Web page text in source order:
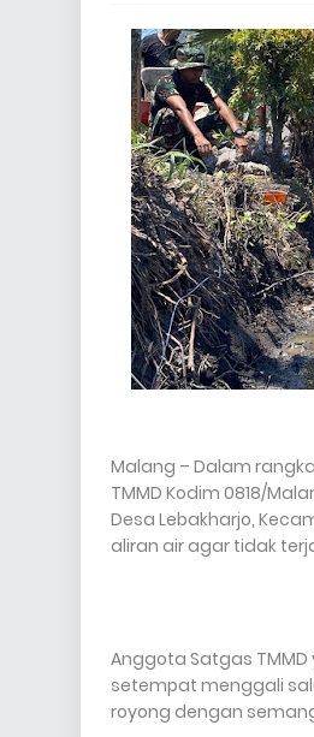
Malang – Dalam
TMMD Kodim 0818/
Desa Lebakharjo,
aliran air agar tidak
Anggota Satgas
setempat menggali
royong dengan